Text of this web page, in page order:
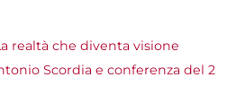
realtà che diventa visione
Scordia e conferenza del 2